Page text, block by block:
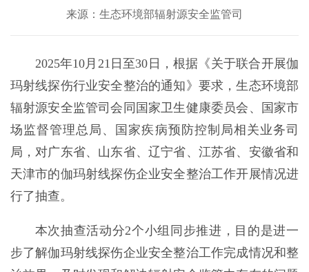
来源：生态环境部辐射源安全监管司
2025年10月21日至30日，根据《关于联合开展伽
玛射线探伤行业安全整治的通知》要求，生态环境部
辐射源安全监管司会同国家卫生健康委员会、国家市
场监督管理总局、国家疾病预防控制局相关业务司
局，对广东省、山东省、辽宁省、江苏省、安徽省和
天津市的伽玛射线探伤企业安全整治工作开展情况进
行了抽查。
本次抽查活动分2个小组同步推进，目的是进一
步了解伽玛射线探伤企业安全整治工作完成情况和整